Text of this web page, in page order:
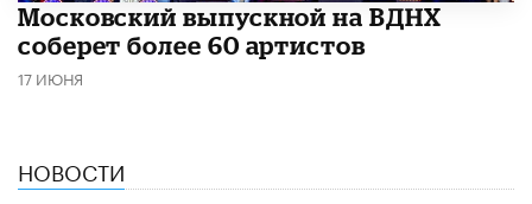
Московский выпускной на ВДНХ
соберет более 60 артистов
17 ИЮНЯ
НОВОСТИ